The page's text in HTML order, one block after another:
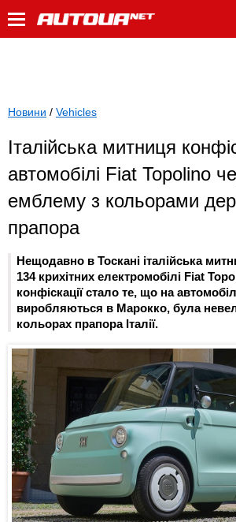
Новини / Vehicles
Італійська митниця
автомобілі Fiat Topolino
емблему з кольорами
прапора
Нещодавно в Тоскані італійська
134 крихітних електромобілі Fiat
конфіскації стало те, що на
виробляються в Марокко, була
кольорах прапора Італії.